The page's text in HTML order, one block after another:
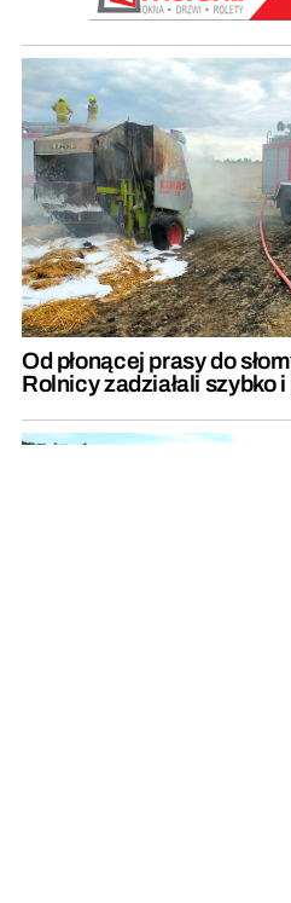
Od płonącej prasy do
Rolnicy zadziałali szybko